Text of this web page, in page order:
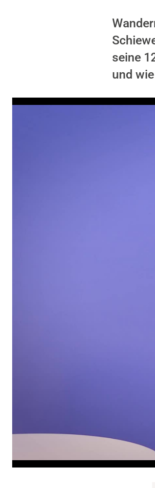
seine
und
Video-Player überspringen